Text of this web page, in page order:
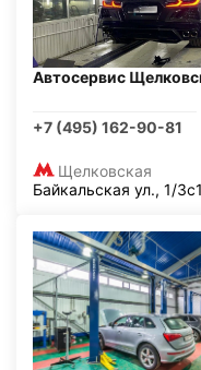
Автосервис
+7 (495) 162-90-81
Щелковская
Байкальская ул., 1/